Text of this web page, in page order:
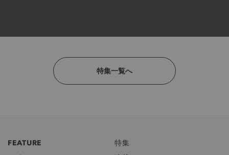
特集一覧へ
FEATURE
特集